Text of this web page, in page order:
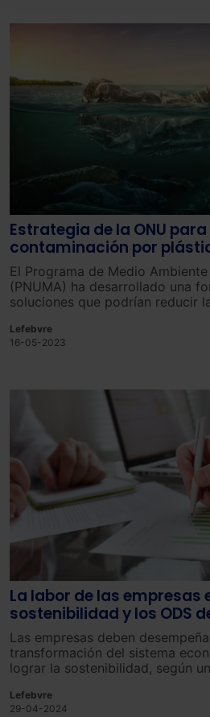
navegador. Si no seleccionas
Saber más acerca de las
Estrategia de la ONU
contaminación por
El Programa de Medio
(PNUMA) ha desarrollado una
soluciones que podrían reducir
posible si los países y las
significativos en sus políticas y
Lefebvre
16-05-2023
La labor de las empresas
sostenibilidad y los ODS
Las empresas deben
transformación del sistema
lograr la sostenibilidad, según
Lefebvre
29-04-2024